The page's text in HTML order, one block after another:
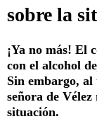
sobre la
¡Ya no más! El
con el alcohol
Sin embargo,
señora de
situación.